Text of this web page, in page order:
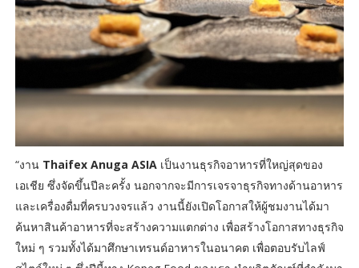
“งาน Thaifex Anuga ASIA เป็นงานธุรกิจอาหารที่ใหญ่สุดของ
เอเชีย ซึ่งจัดขึ้นปีละครั้ง นอกจากจะมีการเจรจาธุรกิจทางด้านอาหาร
และเครื่องดื่มที่ครบวงจรแล้ว งานนี้ยังเปิดโอกาสให้ผู้ชมงานได้มา
ค้นหาสินค้าอาหารที่จะสร้างความแตกต่าง เพื่อสร้างโอกาสทางธุรกิจ
ใหม่ ๆ รวมทั้งได้มาศึกษาเทรนด์อาหารในอนาคต เพื่อตอบรับไลฟ์